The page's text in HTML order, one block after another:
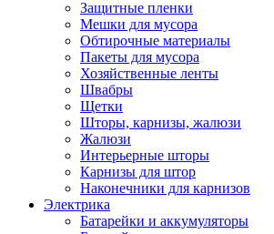
Защитные пленки
Мешки для мусора
Обтирочные материалы
Пакеты для мусора
Хозяйственные ленты
Швабры
Щетки
Шторы, карнизы, жалюзи
Жалюзи
Интерьерные шторы
Карнизы для штор
Наконечники для карнизов
Электрика
Батарейки и аккумуляторы